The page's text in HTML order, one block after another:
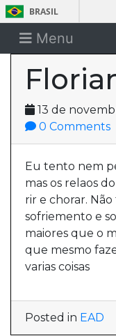
BRASIL
Menu
13 de
0 Comments
Eu tento nem
mas os relaos
rir e chorar.
sofriemento e
maiores que o
que mesmo
varias coisas
Posted in EAD